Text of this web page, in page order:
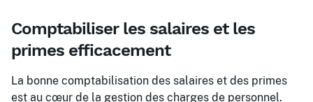
Comptabiliser les salaires et les
primes efficacement
La bonne comptabilisation des salaires et des primes
est au cœur de la gestion des charges de personnel.